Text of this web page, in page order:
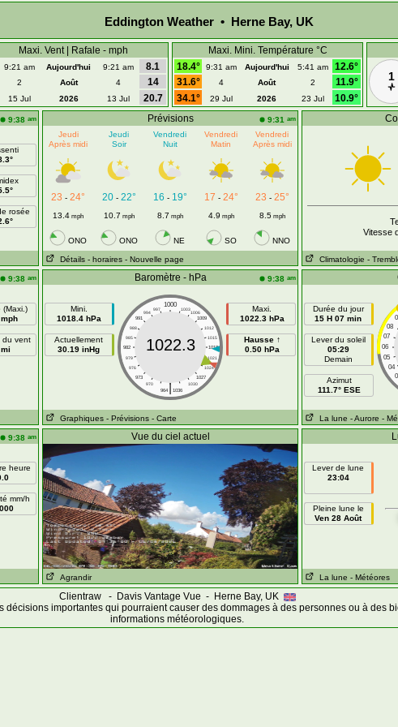
Eddington Weather • Herne Bay, UK
Maxi. Vent | Rafale - mph
9:21 am Aujourd'hui 9:21 am
8.1
2 Août 4
14
15 Jul 2026 13 Jul 20.7
Maxi. Mini. Température °C
18.4°
9:31 am Aujourd'hui 5:41 am
12.6°
31.6°
4 Août 2
11.9°
34.1°
29 Jul 2026 23 Jul 10.9°
1
9:38 am
rosée
Prévisions 9:31 am
Jeudi
Après midi
Jeudi
Soir
Vendredi
Nuit
Vendredi
Matin
Vendredi
Après midi
23 - 24° 20- 22° 16 - 19° 17 - 24° 23 - 25°
13.4 mph 10.7 mph 8.7 mph 4.9 mph 8.5mph
ONO ONO NE SO NNO
Détails - horaires - Nouvelle page
Vitesse
Climatologie -
9:38 am
(Maxi.)
du vent
Baromètre - hPa 9:38 am
Mini.
1018.4 hPa
Actuellement
30.19 inHg
1000
997 1003
994
1006
991
1009
988
1012
985
1015
982
1018
979
1021
976
1024
973
1027
970
1030
|
964 1036
1022.3
Maxi.
1022.3 hPa
Hausse ↑
0.50 hPa
Graphiques - Prévisions - Carte
Durée du jour
15 H 07 min
Lever du soleil
05:29
Demain
Azimut
111.7° ESE
08
07
06
05
04
La lune - Aurore -
9:38 am
heure
mm/h
Vue du ciel actuel
Agrandir
Lever de lune
23:04
Pleine lune le
Ven 28 Août
La lune - Météores
Clientraw - Davis Vantage Vue - Herne Bay, UK
décisions importantes qui pourraient causer des dommages à des personnes ou à des
informations météorologiques.